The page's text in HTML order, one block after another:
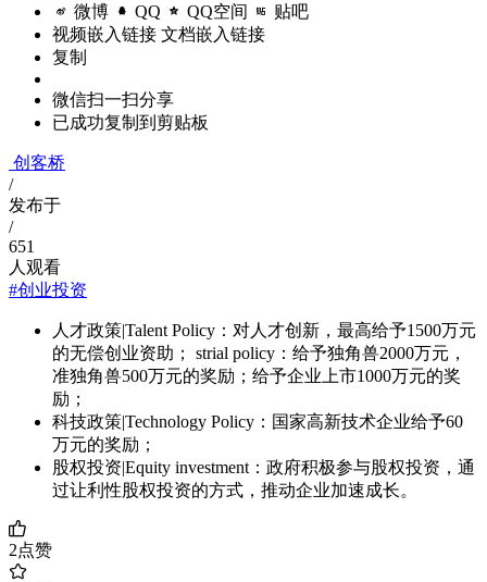
微博 QQ QQ空间 贴吧
视频嵌入链接 文档嵌入链接
复制
微信扫一扫分享
已成功复制到剪贴板
创客桥
/
发布于
/
651
人观看
#创业投资
人才政策|Talent Policy：对人才创新，最高给予1500万元
的无偿创业资助； strial policy：给予独角兽2000万元，
准独角兽500万元的奖励；给予企业上市1000万元的奖
励；
科技政策|Technology Policy：国家高新技术企业给予60
万元的奖励；
股权投资|Equity investment：政府积极参与股权投资，通
过让利性股权投资的方式，推动企业加速成长。
2点赞